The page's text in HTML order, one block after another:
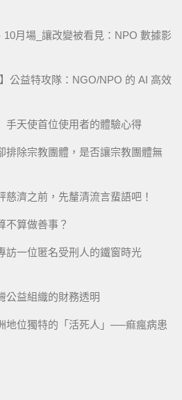
10月場_讓改變被看見：NPO 數據影
公益特攻隊：NGO/NPO 的 AI 高效
手天使首位使用者的體驗心得
排除宗教團體，是否讓宗教團體無
濟之前，先釐清流言蜚語吧！
不算做善事？
訪一位匿名受刑人的鐵窗時光
公益組織的財務透明
地位獨特的「活死人」──痲瘋病患